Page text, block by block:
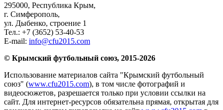
295000, Республика Крым,
г. Симферополь,
ул. Дыбенко, строение 1
Тел.: +7 (3652) 53-40-53
E-mail: info@cfu2015.com
© Крымский футбольный союз, 2015-2026
Использование материалов сайта "Крымский футбольный
союз" (www.cfu2015.com), в том числе фотографий и
видеосюжетов, разрешается только при условии ссылки на
сайт. Для интернет-ресурсов обязательна прямая, открытая для